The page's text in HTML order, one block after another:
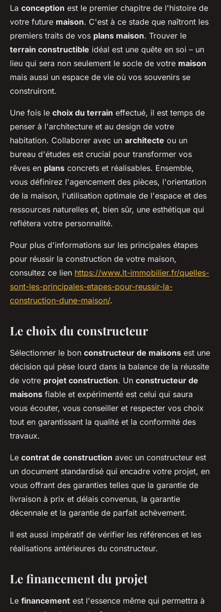
La conception est le premier chapitre de l'histoire de
votre future maison. C'est à ce stade que naîtront les
premiers traits de vos plans maison. Trouver le
terrain constructible idéal est une quête en soi – un
lieu qui sera non seulement le socle de votre maison
mais aussi un espace de vie où vos souvenirs se
construiront.
Une fois le choix du terrain effectué, il est temps de
penser à l'architecture et au design de votre
habitation. Collaborer avec un architecte ou un
bureau d'études est crucial pour transformer vos
rêves en plans concrets et réalisables. Ensemble,
vous définirez l'agencement des pièces, l'orientation
de la maison, l'utilisation optimale de l'espace et des
ressources naturelles et, bien sûr, une esthétique qui
reflétera votre personnalité.
Pour plus d'informations sur les principales étapes
pour réussir la construction de votre maison,
consultez ce lien https://www.lt-immobilier.fr/quelles-
sont-les-principales-etapes-pour-reussir-la-
construction-dune-maison/.
Le choix du constructeur
Sélectionner le bon constructeur de maisons est une
décision qui pèse lourd dans la balance de la réussite
de votre projet construction. Un constructeur de
maisons fiable et expérimenté est celui qui saura
vous écouter, vous conseiller et respecter vos choix
tout en garantissant la qualité et la conformité des
travaux.
Le contrat de construction avec un constructeur est
un document standardisé qui encadre votre projet, en
vous offrant des garanties telles que la garantie de
livraison à prix et délais convenus, la garantie
décennale et la garantie de parfait achèvement.
Il est aussi impératif de vérifier les références et les
réalisations antérieures du constructeur.
Le financement du projet
Le financement est l'essence même qui permettra à